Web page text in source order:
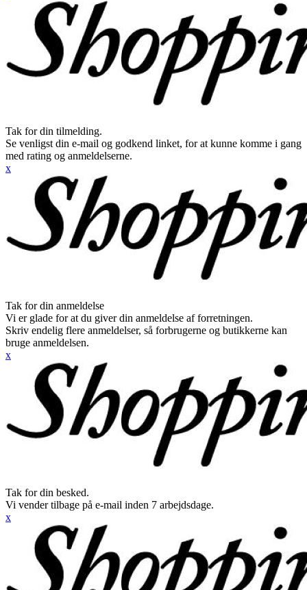
Tak for din tilmelding.
Se venligst din e-mail og godkend linket, for at kunne komme i gang
med rating og anmeldelserne.
x
Tak for din anmeldelse
Vi er glade for at du giver din anmeldelse af forretningen.
Skriv endelig flere anmeldelser, så forbrugerne og butikkerne kan
bruge anmeldelsen.
x
Tak for din besked.
Vi vender tilbage på e-mail inden 7 arbejdsdage.
x